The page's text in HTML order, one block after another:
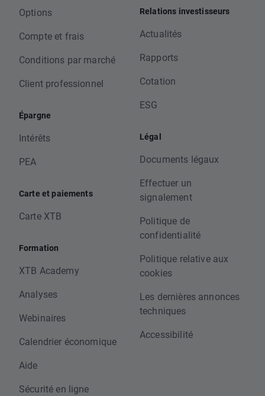
Options
Compte et frais
Conditions par marché
Client professionnel
Épargne
Intérêts
PEA
Carte et paiements
Carte XTB
Formation
XTB Academy
Analyses
Webinaires
Calendrier économique
Aide
Sécurité en ligne
Relations investisseurs
Actualités
Rapports
Cotation
ESG
Légal
Documents légaux
Effectuer un
signalement
Politique de
confidentialité
Politique relative aux
cookies
Les dernières annonces
techniques
Accessibilité